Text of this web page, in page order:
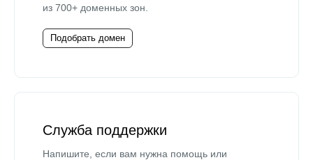
из 700+ доменных зон.
Подобрать домен
Служба поддержки
Напишите, если вам нужна помощь или